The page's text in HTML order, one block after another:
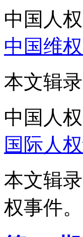
中国人权
中国维
本文辑
中国人权
国际人
本文辑
权事件。